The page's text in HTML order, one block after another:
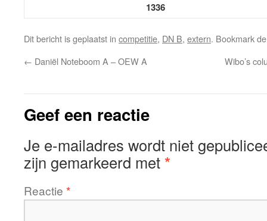
1336
Dit bericht is geplaatst in competitie, DN B, extern. Bookmark
← Daniël Noteboom A – OEW A Wibo’s
Geef een reactie
Je e-mailadres wordt niet
zijn gemarkeerd met*
Reactie *